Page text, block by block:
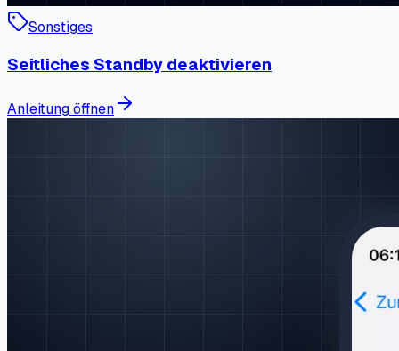
Sonstiges
Seitliches Standby deaktivieren
Anleitung öffnen